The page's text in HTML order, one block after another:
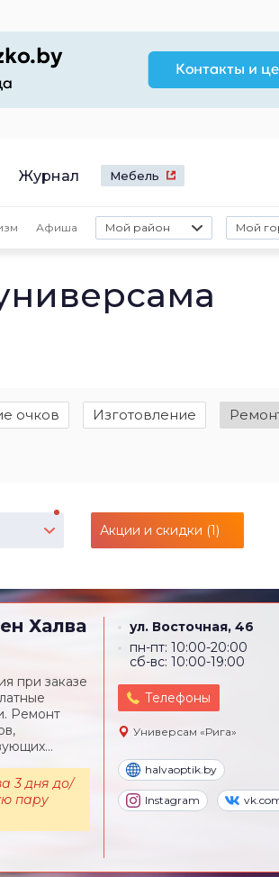
Журнал Мебель
Афиша Мой район Мой
очков Изготовление
Акции и скидки (1)
Халва
ул. Восточная, 46
пн-пт: 10:00-20:00
сб-вс: 10:00-19:00
Телефоны
Универсам «Рига»
halvaoptik.by
Instagram
при заказе
Ремонт
3 дня до/
пару